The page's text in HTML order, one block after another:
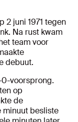
2 juni 1971 tegen
Na rust kwam
team voor
debuut.
voorsprong.
op
de
minuut besliste